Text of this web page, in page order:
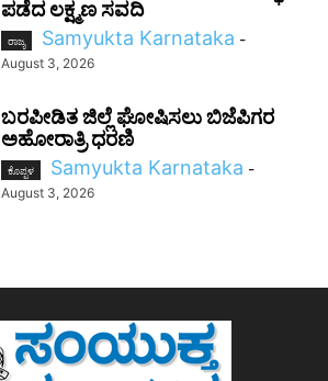
ಪಡೆದ ಲಕ್ಷ್ಮಣ ಸವದಿ
ರಾಜ್ಯ Samyukta Karnataka -
August 3, 2026
ಬರಪೀಡಿತ ಜಿಲ್ಲೆ ಘೋಷಿಸಲು ಬಿಜೆಪಿಗರ
ಅಹೋರಾತ್ರಿ ಧರಣಿ
ಕೊಪ್ಪಳ Samyukta Karnataka -
August 3, 2026